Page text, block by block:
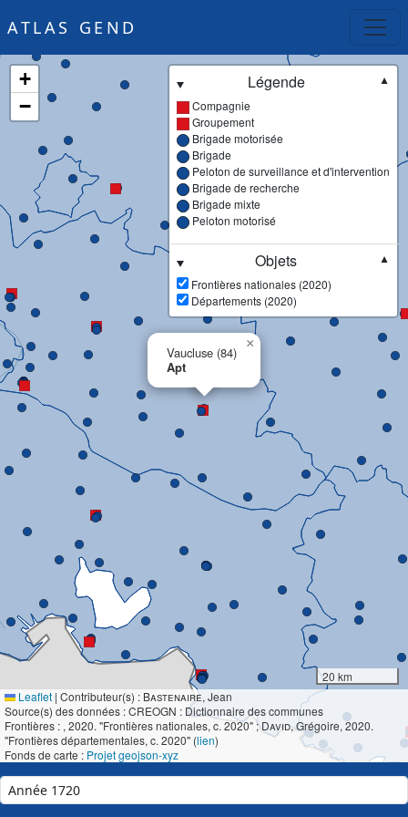
ATLAS GEND
Vaucluse (84)
Apt
×
+
−
Légende
▼
Compagnie
Groupement
Brigade motorisée
Brigade
Peloton de surveillance et d'intervention
Brigade de recherche
Brigade mixte
Peloton motorisé
Objets
▼
Frontières nationales (2020)
Départements (2020)
20 km
Leaflet | Contributeur(s) : Bastenaire, Jean
Source(s) des données : CREOGN : Dictionnaire des communes
Frontières : , 2020. "Frontières nationales, c. 2020" ;David, Grégoire, 2020.
"Frontières départementales, c. 2020" (lien)
Fonds de carte : Projet geojson-xyz